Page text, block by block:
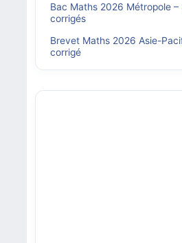
Bac Maths 2026 Métropole –
corrigés
Brevet Maths 2026 Asie-
corrigé